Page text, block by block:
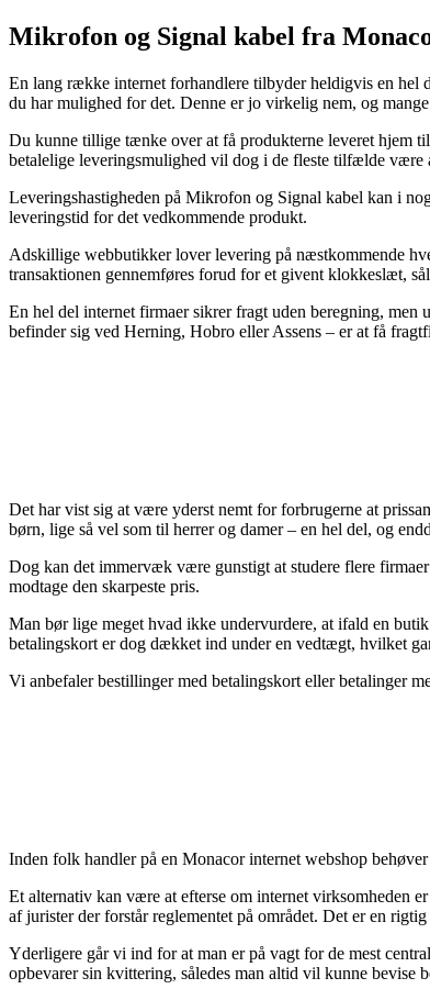
Mikrofon og Signal kabel fra
En lang række internet forhandlere tilbyder heldigvis en hel
du har mulighed for det. Denne er jo virkelig nem, og
Du kunne tillige tænke over at få produkterne leveret hjem
betalelige leveringsmulighed vil dog i de fleste tilfælde være
Leveringshastigheden på Mikrofon og Signal kabel kan i
leveringstid for det vedkommende produkt.
Adskillige webbutikker lover levering på næstkommende
transaktionen gennemføres forud for et givent klokkeslæt,
En hel del internet firmaer sikrer fragt uden beregning,
befinder sig ved Herning, Hobro eller Assens – er at få
Det har vist sig at være yderst nemt for forbrugerne at
børn, lige så vel som til herrer og damer – en hel del, og
Dog kan det immervæk være gunstigt at studere flere
modtage den skarpeste pris.
Man bør lige meget hvad ikke undervurdere, at ifald en
betalingskort er dog dækket ind under en vedtægt, hvilket
Vi anbefaler bestillinger med betalingskort eller betalinger
Inden folk handler på en Monacor internet webshop
Et alternativ kan være at efterse om internet virksomheden
af jurister der forstår reglementet på området. Det er en
Yderligere går vi ind for at man er på vagt for de mest
opbevarer sin kvittering, således man altid vil kunne